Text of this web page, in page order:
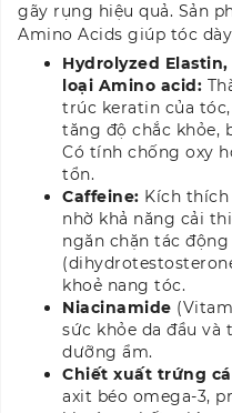
gãy rụng hiệu quả. Sản
Amino Acids giúp tóc
Hydrolyzed
loại Amino acid:
trúc keratin của
tăng độ chắc khỏe,
Có tính chống oxy
tổn.
Caffeine: Kích
nhờ khả năng cải
ngăn chặn tác
khoẻ nang tóc.
Niacinamide
sức khỏe da đầu và
dưỡng ẩm.
Chiết xuất trứng
axit béo omega-3,